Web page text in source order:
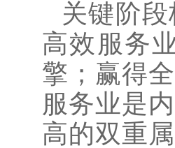
关键阶
高效服务
擎；赢得
服务业是
高的双重